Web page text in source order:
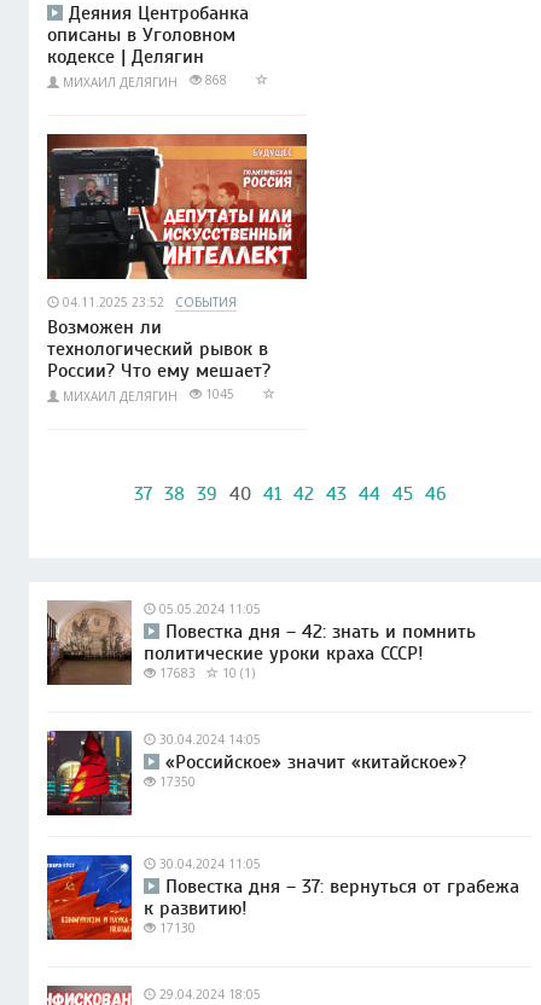
Деяния Центробанка
описаны в Уголовном
кодексе | Делягин
МИХАИЛ ДЕЛЯГИН 868
04.11.2025 23:52 СОБЫТИЯ
Возможен ли
технологический рывок в
России? Что ему мешает?
МИХАИЛ ДЕЛЯГИН 1045
37 38 39 40 41 42 43 44 45 46
05.05.2024 11:05
Повестка дня – 42: знать и помнить
политические уроки краха СССР!
17683 10 (1)
30.04.2024 14:05
«Российское» значит «китайское»?
17350
30.04.2024 11:05
Повестка дня – 37: вернуться от грабежа
к развитию!
17130
29.04.2024 18:05